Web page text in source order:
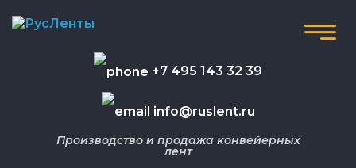
+7 495 143 32 39
info@ruslent.ru
Производство и продажа конвейерных
лент